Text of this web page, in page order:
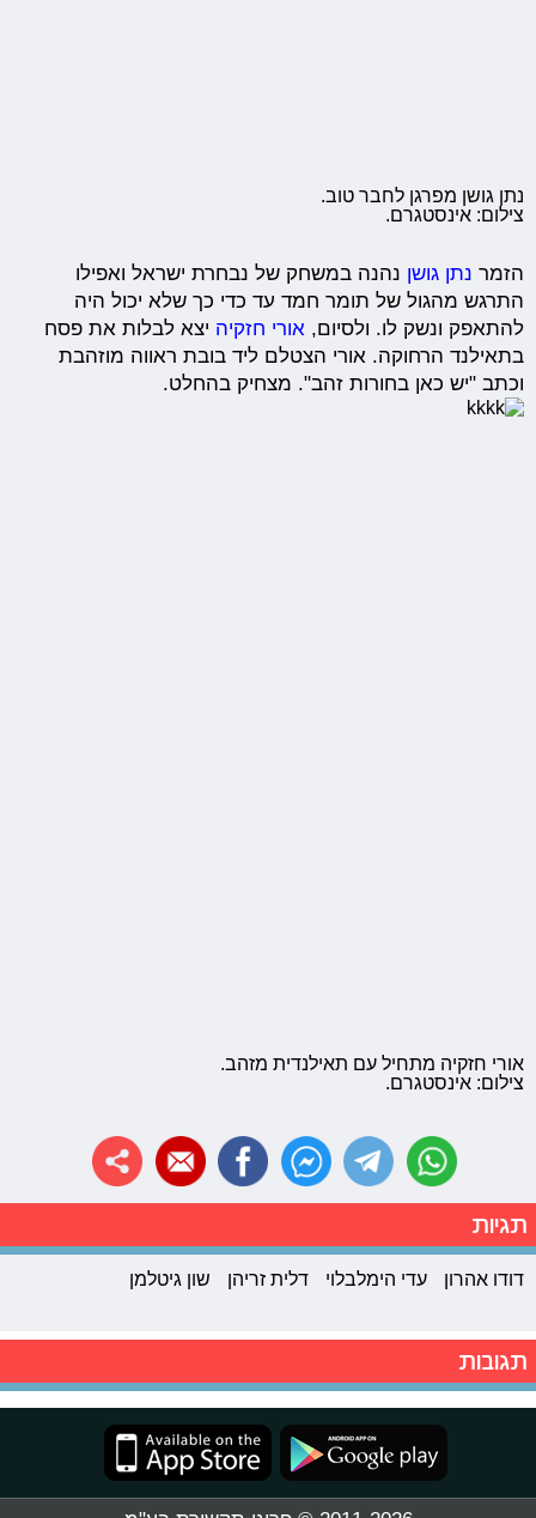
נתן גושן מפרגן לחבר טוב.
צילום: אינסטגרם.
הזמר נתן גושן נהנה במשחק של נבחרת ישראל ואפילו
התרגש מהגול של תומר חמד עד כדי כך שלא יכול היה
להתאפק ונשק לו. ולסיום, אורי חזקיה יצא לבלות את פסח
בתאילנד הרחוקה. אורי הצטלם ליד בובת ראווה מוזהבת
וכתב "יש כאן בחורות זהב". מצחיק בהחלט.
אורי חזקיה מתחיל עם תאילנדית מזהב.
צילום: אינסטגרם.
תגיות
דודו אהרון עדי הימלבלוי דלית זריהן שון גיטלמן
תגובות